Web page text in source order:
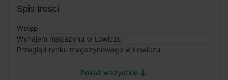
Spis treści
Wstęp
Wynajem magazynu w Łowiczu
Przegląd rynku magazynowego w Łowiczu
Pokaż wszystkie